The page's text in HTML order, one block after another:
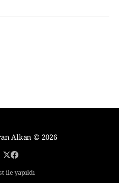
Alkan © 2026
ile yapıldı